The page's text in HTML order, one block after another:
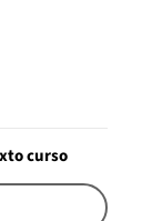
curso